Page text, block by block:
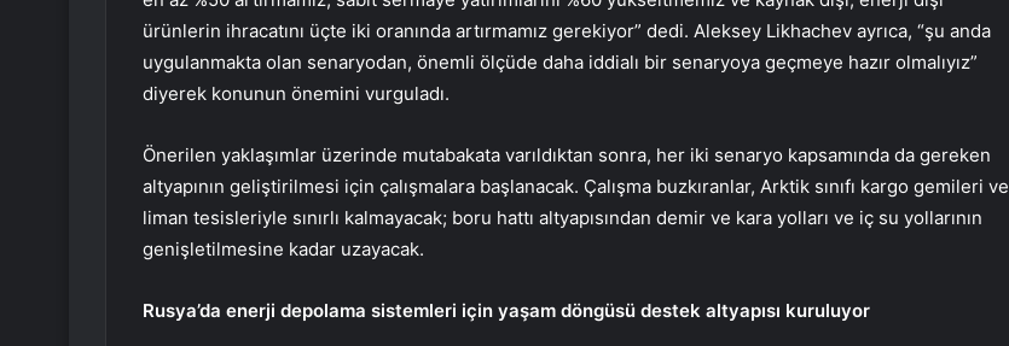
ürünlerin ihracatını üçte iki oranında artırmamız gerekiyor” dedi. Aleksey Likhachev ayrıca, “şu anda
uygulanmakta olan senaryodan, önemli ölçüde daha iddialı bir senaryoya geçmeye hazır olmalıyız”
diyerek konunun önemini vurguladı.
Önerilen yaklaşımlar üzerinde mutabakata varıldıktan sonra, her iki senaryo kapsamında da gereken
altyapının geliştirilmesi için çalışmalara başlanacak. Çalışma buzkıranlar, Arktik sınıfı kargo gemileri ve
liman tesisleriyle sınırlı kalmayacak; boru hattı altyapısından demir ve kara yolları ve iç su yollarının
genişletilmesine kadar uzayacak.
Rusya’da enerji depolama sistemleri için yaşam döngüsü destek altyapısı kuruluyor